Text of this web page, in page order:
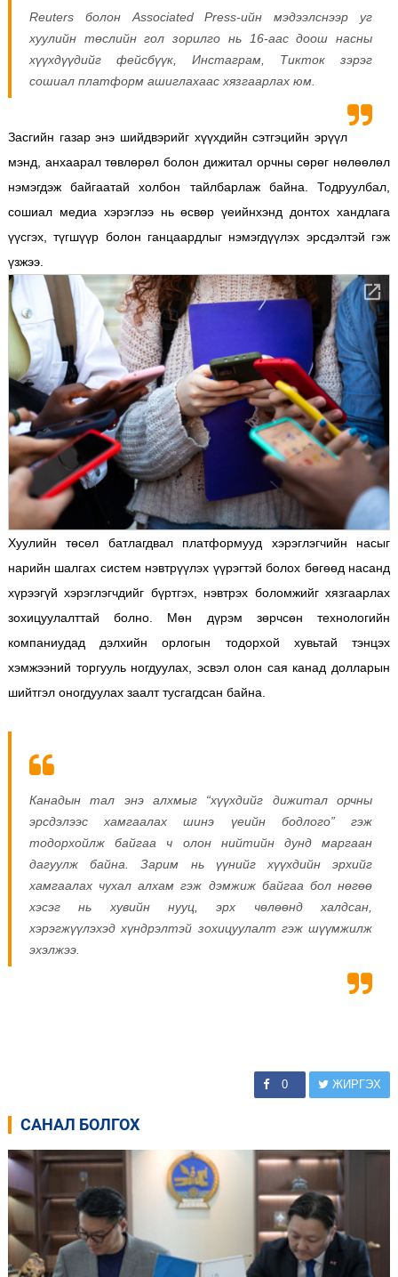
Reuters болон Associated Press-ийн мэдээлснээр уг
хуулийн төслийн гол зорилго нь 16-аас доош насны
хүүхдүүдийг фейсбүүк, Инстаграм, Тикток зэрэг
сошиал платформ ашиглахаас хязгаарлах юм.
Засгийн газар энэ шийдвэрийг хүүхдийн сэтгэцийн эрүүл
мэнд, анхаарал төвлөрөл болон дижитал орчны сөрөг нөлөөлөл
нэмэгдэж байгаатай холбон тайлбарлаж байна. Тодруулбал,
сошиал медиа хэрэглээ нь өсвөр үеийнхэнд донтох хандлага
үүсгэх, түгшүүр болон ганцаардлыг нэмэгдүүлэх эрсдэлтэй гэж
үзжээ.
Хуулийн төсөл батлагдвал платформууд хэрэглэгчийн насыг
нарийн шалгах систем нэвтрүүлэх үүрэгтэй болох бөгөөд насанд
хүрээгүй хэрэглэгчдийг бүртгэх, нэвтрэх боломжийг хязгаарлах
зохицуулалттай болно. Мөн дүрэм зөрчсөн технологийн
компаниудад дэлхийн орлогын тодорхой хувьтай тэнцэх
хэмжээний торгууль ногдуулах, эсвэл олон сая канад долларын
шийтгэл оногдуулах заалт тусгагдсан байна.
Канадын тал энэ алхмыг “хүүхдийг дижитал орчны
эрсдэлээс хамгаалах шинэ үеийн бодлого” гэж
тодорхойлж байгаа ч олон нийтийн дунд маргаан
дагуулж байна. Зарим нь үүнийг хүүхдийн эрхийг
хамгаалах чухал алхам гэж дэмжиж байгаа бол нөгөө
хэсэг нь хувийн нууц, эрх чөлөөнд халдсан,
хэрэгжүүлэхэд хүндрэлтэй зохицуулалт гэж шүүмжилж
эхэлжээ.
0 ЖИРГЭХ
САНАЛ БОЛГОХ